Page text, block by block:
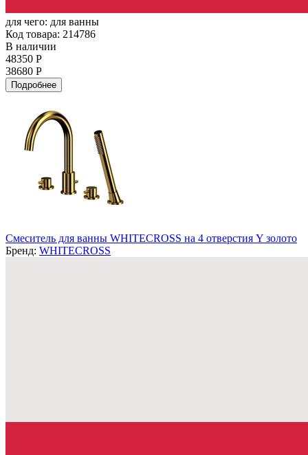
для чего: для ванны
Код товара: 214786
В наличии
48350 Р
38680 Р
Подробнее
Смеситель для ванны WHITECROSS на 4 отверстия Y золото
Бренд: WHITECROSS